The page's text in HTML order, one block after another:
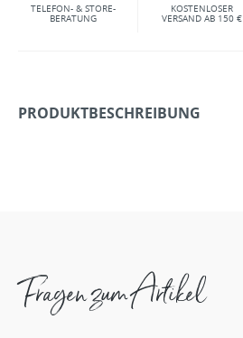
TELEFON- & STORE-
BERATUNG
KOSTENLOSER
VERSAND AB 150 €
PRODUKTBESCHREIBUNG
Fragen zum Artikel